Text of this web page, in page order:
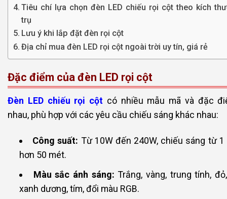
Tiêu chí lựa chọn đèn LED chiếu rọi cột theo kích
trụ
Lưu ý khi lắp đặt đèn rọi cột
Địa chỉ mua đèn LED rọi cột ngoài trời uy tín, giá rẻ
Đặc điểm của đèn LED rọi cột
Đèn LED chiếu rọi cột có nhiều mẫu mã và đặc
nhau, phù hợp với các yêu cầu chiếu sáng khác nhau:
Công suất: Từ 10W đến 240W, chiếu sáng từ
hơn 50 mét.
Màu sắc ánh sáng: Trắng, vàng, trung tính,
xanh dương, tím, đổi màu RGB.